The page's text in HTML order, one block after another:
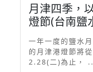
月津四季，
燈節(台南鹽
一年一度的鹽水
的月津港燈節將
2.28(二)為止，